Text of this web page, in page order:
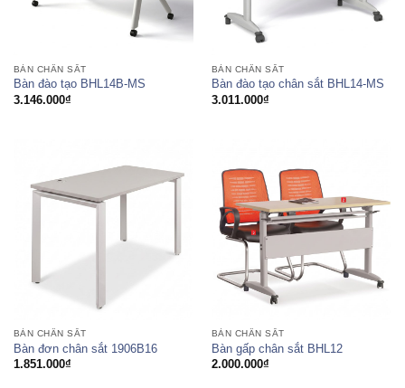
BÀN CHÂN SẮT
Bàn đào tạo BHL14B-MS
3.146.000₫
BÀN CHÂN SẮT
Bàn đào tạo chân sắt BHL14-MS
3.011.000₫
BÀN CHÂN SẮT
Bàn đơn chân sắt 1906B16
1.851.000₫
BÀN CHÂN SẮT
Bàn gấp chân sắt BHL12
2.000.000₫